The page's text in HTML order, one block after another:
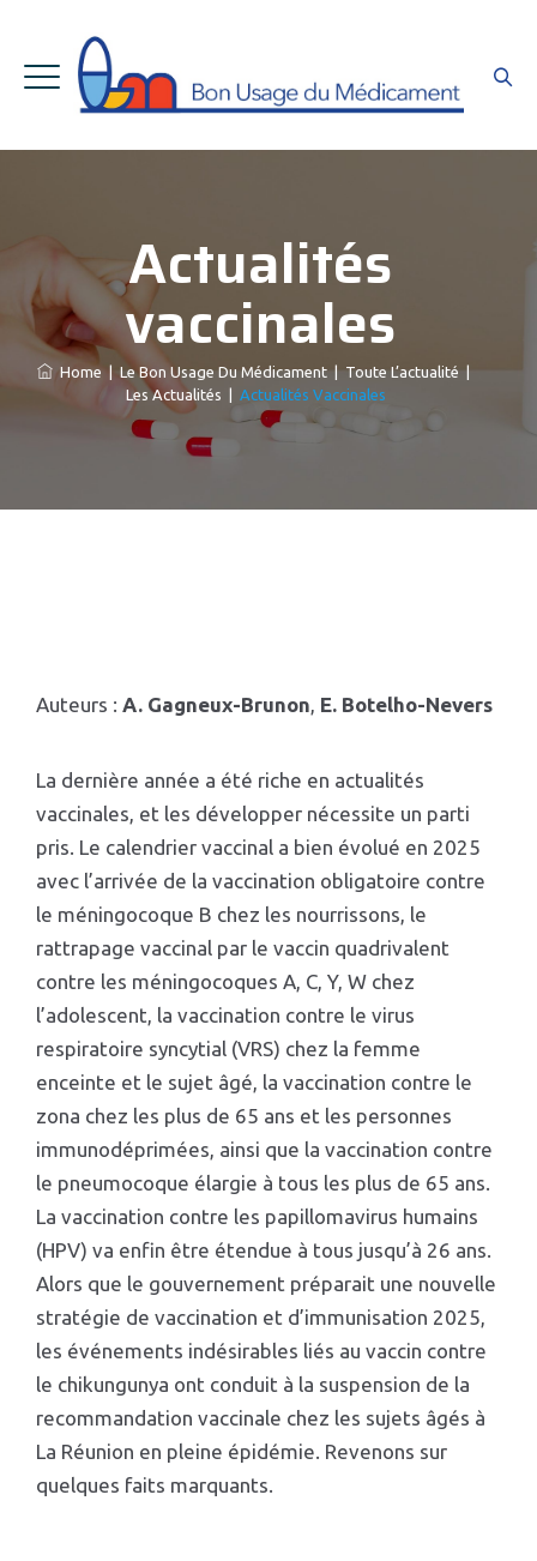
Actualités
vaccinales
Home Le Bon Usage Du Médicament|Toute L’actualité|
Les Actualités
Actualités Vaccinales
Auteurs : A. Gagneux-Brunon, E. Botelho-Nevers
La dernière année a été riche en actualités
vaccinales, et les développer nécessite un parti
pris. Le calendrier vaccinal a bien évolué en 2025
avec l’arrivée de la vaccination obligatoire contre
le méningocoque B chez les nourrissons, le
rattrapage vaccinal par le vaccin quadrivalent
contre les méningocoques A, C, Y, W chez
l’adolescent, la vaccination contre le virus
respiratoire syncytial (VRS) chez la femme
enceinte et le sujet âgé, la vaccination contre le
zona chez les plus de 65 ans et les personnes
immunodéprimées, ainsi que la vaccination contre
le pneumocoque élargie à tous les plus de 65 ans.
La vaccination contre les papillomavirus humains
(HPV) va enfin être étendue à tous jusqu’à 26 ans.
Alors que le gouvernement préparait une nouvelle
stratégie de vaccination et d’immunisation 2025,
les événements indésirables liés au vaccin contre
le chikungunya ont conduit à la suspension de la
recommandation vaccinale chez les sujets âgés à
La Réunion en pleine épidémie. Revenons sur
quelques faits marquants.